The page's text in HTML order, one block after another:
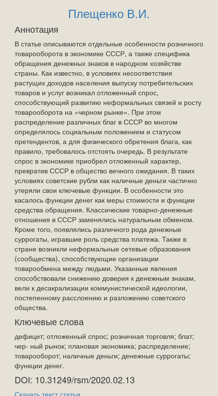
Плещенко В.И.
Аннотация
В статье описываются отдельные особенности розничного
товарооборота в экономике СССР, а также специфика
обращения денежных знаков в народном хозяйстве
страны. Как известно, в условиях несоответствия
растущих доходов населения выпуску потребительских
товаров и услуг возникал отложенный спрос,
способствующий развитию неформальных связей и росту
товарооборота на «черном рынке». При этом
распределение различных благ в СССР во многом
определялось социальным положением и статусом
претендентов, а для физического обретения блага, как
правило, требовалось отстоять очередь. В результате
спрос в экономике приобрел отложенный характер,
превратив СССР в общество вечного ожидания. В таких
условиях советские рубли как наличные деньги частично
утеряли свои ключевые функции. В особенности это
касалось функции денег как меры стоимости и функции
средства обращения. Классические товарно-денежные
отношения в СССР заменялись натуральным обменом.
Кроме того, появлялись различного рода денежные
суррогаты, игравшие роль средства платежа. Также в
стране возникли неформальные сетевые образования
(сообщества), способствующие организации
товарообмена между людьми. Указанные явления
способствовали снижению доверия к денежным знакам,
вели к десакрализации коммунистической идеологии,
постепенному расслоению и разложению советского
общества.
Ключевые слова
дефицит; отложенный спрос; розничная торговля; блат;
чер- ный рынок; плановая экономика; распределение;
товарооборот; наличные деньги; денежные суррогаты;
функции денег.
DOI: 10.31249/rsm/2020.02.13
Скачать текст статьи